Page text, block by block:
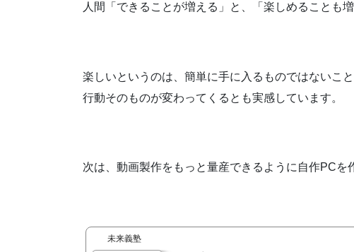
人間「できることが増える」と、「楽しめることも
楽しいというのは、簡単に手に入るものではないこ
行動そのものが変わってくるとも実感しています。
次は、動画製作をもっと量産できるように自作PCを
未来義塾